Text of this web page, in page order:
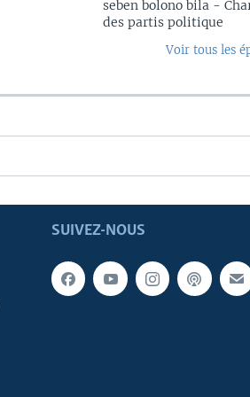
seben bolono bila -
des partis politique
Voir tous les
SUIVEZ-NOUS